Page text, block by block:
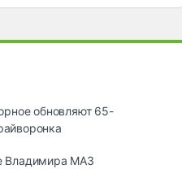
обновляют 65-
Владимира МАЗ